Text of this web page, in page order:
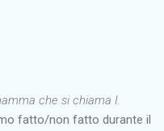
che si chiama I.
fatto/non fatto durante il